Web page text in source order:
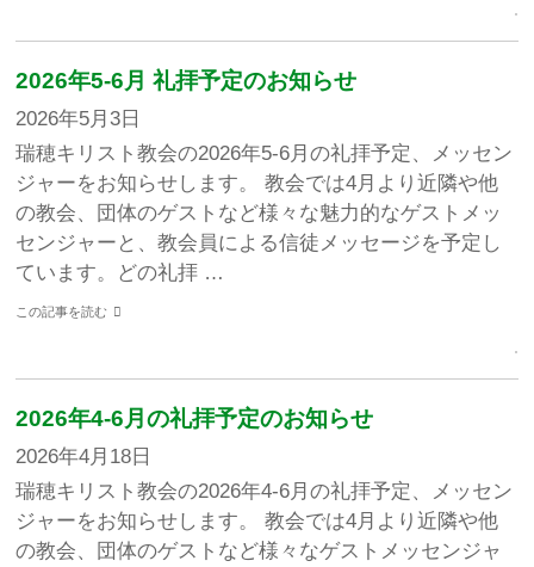
2026年5-6月 礼拝予定のお知らせ
2026年5月3日
瑞穂キリスト教会の2026年5-6月の礼拝予定、メッセン
ジャーをお知らせします。 教会では4月より近隣や他
の教会、団体のゲストなど様々な魅力的なゲストメッ
センジャーと、教会員による信徒メッセージを予定し
ています。どの礼拝 …
この記事を読む
2026年4-6月の礼拝予定のお知らせ
2026年4月18日
瑞穂キリスト教会の2026年4-6月の礼拝予定、メッセン
ジャーをお知らせします。 教会では4月より近隣や他
の教会、団体のゲストなど様々なゲストメッセンジャ